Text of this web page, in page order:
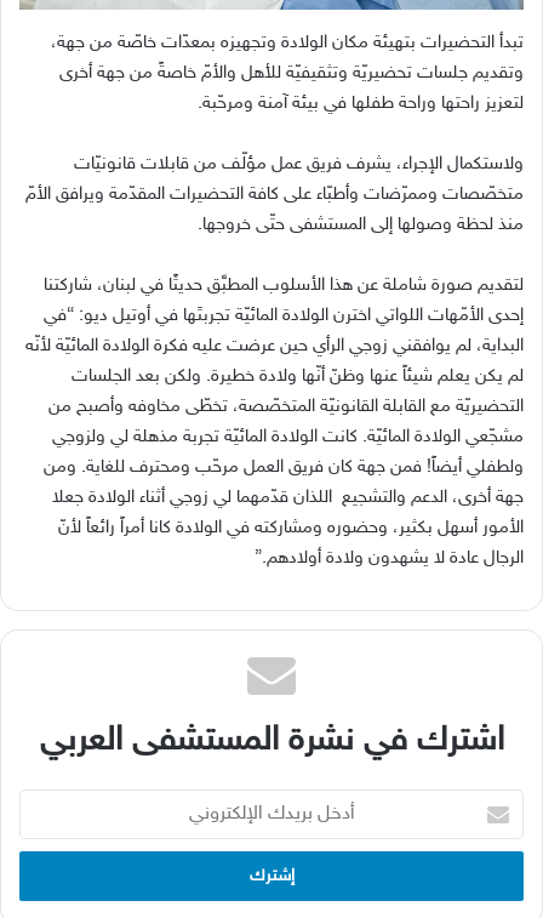
تبدأ التحضيرات بتهيئة مكان الولادة وتجهيزه بمعدّات خاصّة من جهة،
وتقديم جلسات تحضيريّة وتثقيفيّة للأهل والأمّ خاصةً من جهة أخرى
لتعزيز راحتها وراحة طفلها في بيئة آمنة ومرحّبة.
ولاستكمال الإجراء، يشرف فريق عمل مؤلّف من قابلات قانونيّات
متخصّصات وممرّضات وأطبّاء على كافة التحضيرات المقدّمة ويرافق الأمّ
منذ لحظة وصولها إلى المستشفى حتّى خروجها.
لتقديم صورة شاملة عن هذا الأسلوب المطبَّق حديثًا في لبنان، شاركتنا
إحدى الأمّهات اللواتي اخترن الولادة المائيّة تجربتَها في أوتيل ديو: “في
البداية، لم يوافقني زوجي الرأي حين عرضت عليه فكرة الولادة المائيّة لأنّه
لم يكن يعلم شيئاً عنها وظنّ أنّها ولادة خطيرة. ولكن بعد الجلسات
التحضيريّة مع القابلة القانونيّة المتخصّصة، تخطّى مخاوفه وأصبح من
مشجّعي الولادة المائيّة. كانت الولادة المائيّة تجربة مذهلة لي ولزوجي
ولطفلي أيضاً! فمن جهة كان فريق العمل مرحّب ومحترف للغاية. ومن
جهة أخرى، الدعم والتشجيع اللذان قدّمهما لي زوجي أثناء الولادة جعلا
الأمور أسهل بكثير، وحضوره ومشاركته في الولادة كانا أمراً رائعاً لأنّ
الرجال عادة لا يشهدون ولادة أولادهم.”
اشترك في نشرة المستشفى العربي
بريدك
الإلكتروني